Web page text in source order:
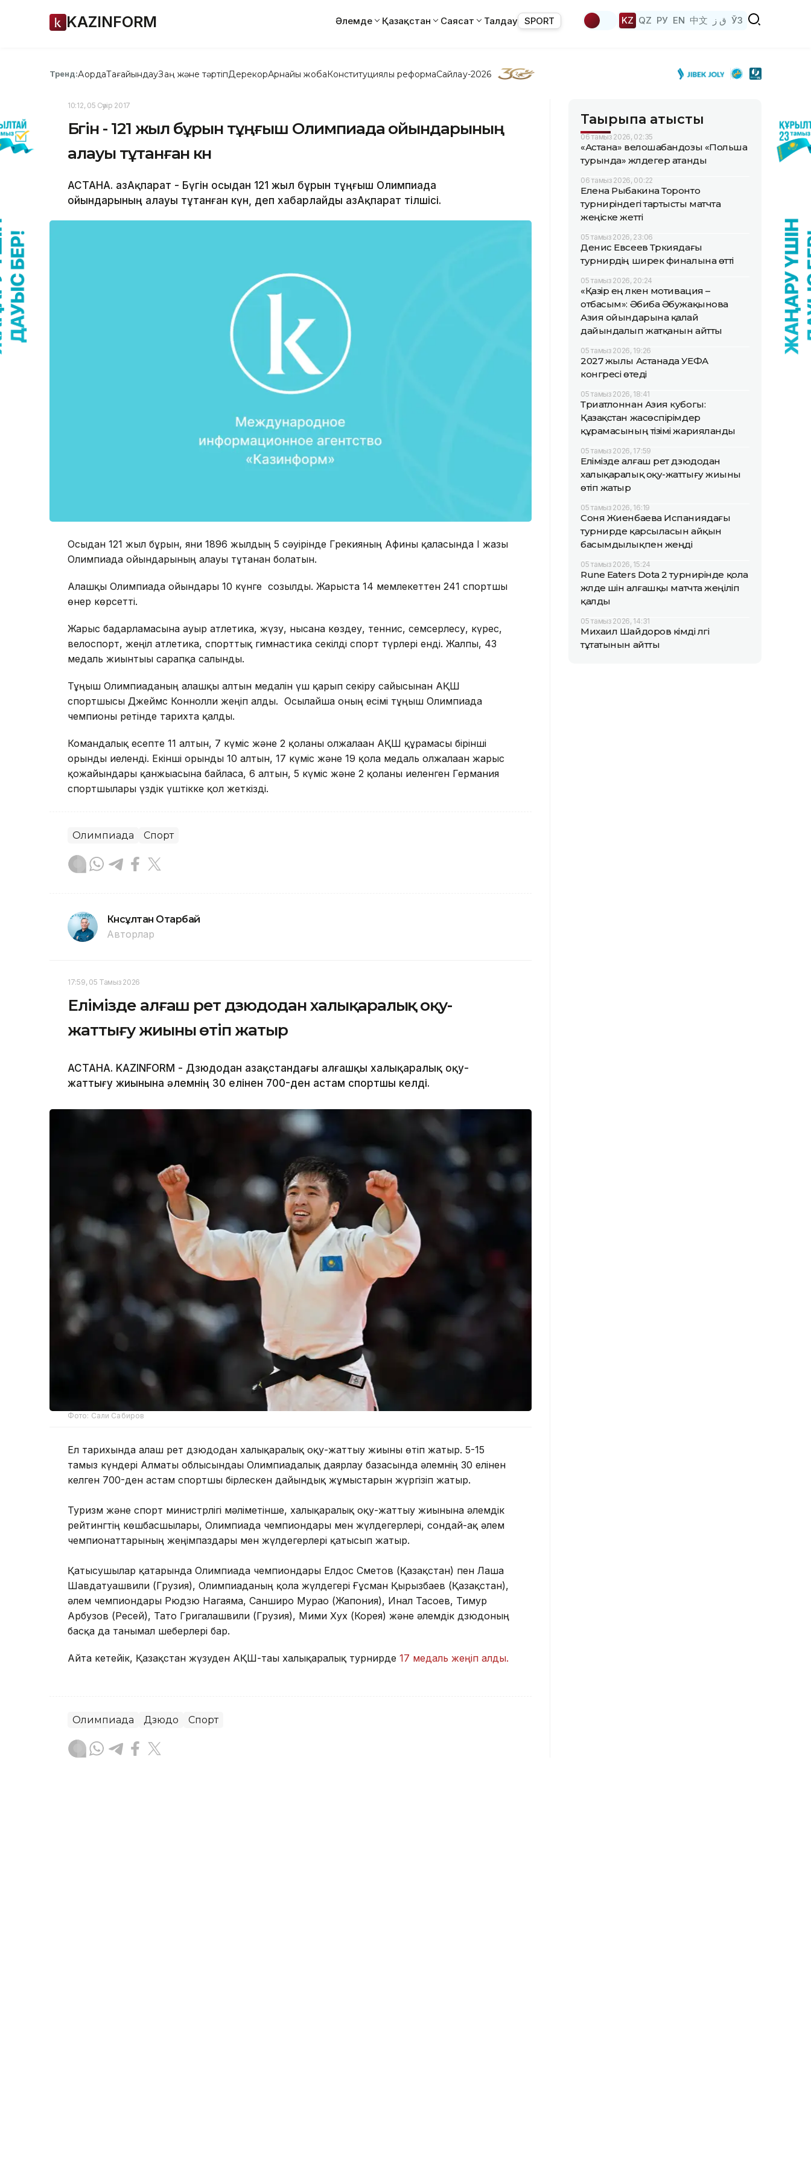
KAZINFORM Әлемде Қазақстан Саясат Талдау SPORT KZ QZ РУ EN 中文 ق ز ЎЗ
Тренд:АқордаТағайындауЗаң және тәртіпДерекқорАрнайы жобаКонституциялық реформаСайлау-2026
10:12, 05 Сәуір 2017
Бүгін - 121 жыл бұрын тұңғыш Олимпиада ойындарының
алауы тұтанған күн
АСТАНА. ҚазАқпарат - Бүгін осыдан 121 жыл бұрын тұңғыш Олимпиада
ойындарының алауы тұтанған күн, деп хабарлайды ҚазАқпарат тілшісі.
Осыдан 121 жыл бұрын, яғни 1896 жылдың 5 сәуірінде Грекияның Афины қаласында І жазғы
Олимпиада ойындарының алауы тұтанған болатын.
Алғашқы Олимпиада ойындары 10 күнге созылды. Жарыста 14 мемлекеттен 241 спортшы
өнер көрсетті.
Жарыс бағдарламасына ауыр атлетика, жүзу, нысана көздеу, теннис, семсерлесу, күрес,
велоспорт, жеңіл атлетика, спорттық гимнастика секілді спорт түрлері енді. Жалпы, 43
медаль жиынтығы сарапқа салынды.
Тұңғыш Олимпиаданың алғашқы алтын медалін үш қарғып секіру сайысынан АҚШ
спортшысы Джеймс Коннолли жеңіп алды. Осылайша оның есімі тұңғыш Олимпиада
чемпионы ретінде тарихта қалды.
Командалық есепте 11 алтын, 7 күміс және 2 қоланы олжалаған АҚШ құрамасы бірінші
орынды иеленді. Екінші орынды 10 алтын, 17 күміс және 19 қола медаль олжалаған жарыс
қожайындары қанжығасына байласа, 6 алтын, 5 күміс және 2 қоланы иеленген Германия
спортшылары үздік үштікке қол жеткізді.
Олимпиада Спорт
Күнсұлтан Отарбай
Авторлар
17:59, 05 Тамыз 2026
Елімізде алғаш рет дзюдодан халықаралық оқу-
жаттығу жиыны өтіп жатыр
АСТАНА. KAZINFORM - Дзюдодан Қазақстандағы алғашқы халықаралық оқу-
жаттығу жиынына әлемнің 30 елінен 700-ден астам спортшы келді.
Фото: Сали Сабиров
Ел тарихында алғаш рет дзюдодан халықаралық оқу-жаттығу жиыны өтіп жатыр. 5-15
тамыз күндері Алматы облысындағы Олимпиадалық даярлау базасында әлемнің 30 елінен
келген 700-ден астам спортшы бірлескен дайындық жұмыстарын жүргізіп жатыр.
Туризм және спорт министрлігі мәліметінше, халықаралық оқу-жаттығу жиынына әлемдік
рейтингтің көшбасшылары, Олимпиада чемпиондары мен жүлдегерлері, сондай-ақ әлем
чемпионаттарының жеңімпаздары мен жүлдегерлері қатысып жатыр.
Қатысушылар қатарында Олимпиада чемпиондары Елдос Сметов (Қазақстан) пен Лаша
Шавдатуашвили (Грузия), Олимпиаданың қола жүлдегері Ғұсман Қырғызбаев (Қазақстан),
әлем чемпиондары Рюдзю Нагаяма, Санширо Мурао (Жапония), Инал Тасоев, Тимур
Арбузов (Ресей), Тато Григалашвили (Грузия), Мими Хух (Корея) және әлемдік дзюдоның
басқа да танымал шеберлері бар.
Айта кетейік, Қазақстан жүзуден АҚШ-тағы халықаралық турнирде 17 медаль жеңіп алды.
Олимпиада Дзюдо Спорт
Тақырыпқа қатысты
06 тамыз 2026, 02:35
«Астана» велошабандозы «Польша
турында» жүлдегер атанды
06 тамыз 2026, 00:22
Елена Рыбакина Торонто
турниріндегі тартысты матчта
жеңіске жетті
05 тамыз 2026, 23:06
Денис Евсеев Түркиядағы
турнирдің ширек финалына өтті
05 тамыз 2026, 20:24
«Қазір ең үлкен мотивация –
отбасым»: Әбиба Әбужақынова
Азия ойындарына қалай
дайындалып жатқанын айтты
05 тамыз 2026, 19:26
2027 жылы Астанада УЕФА
конгресі өтеді
05 тамыз 2026, 18:41
Триатлоннан Азия кубогы:
Қазақстан жасөспірімдер
құрамасының тізімі жарияланды
05 тамыз 2026, 17:59
Елімізде алғаш рет дзюдодан
халықаралық оқу-жаттығу жиыны
өтіп жатыр
05 тамыз 2026, 16:19
Соня Жиенбаева Испаниядағы
турнирде қарсыласын айқын
басымдылықпен жеңді
05 тамыз 2026, 15:24
Rune Eaters Dota 2 турнирінде қола
жүлде үшін алғашқы матчта жеңіліп
қалды
05 тамыз 2026, 14:31
Михаил Шайдоров кімді үлгі
тұтатынын айтты